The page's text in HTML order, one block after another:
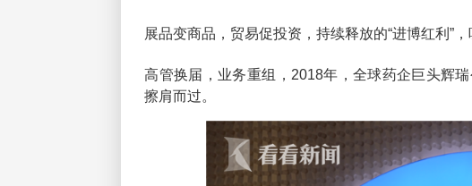
展品变商品，贸易促投资，持续释放的“进博红利”
高管换届，业务重组，2018年，全球药企巨头辉
擦肩而过。